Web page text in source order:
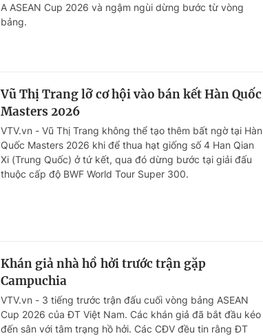
A ASEAN Cup 2026 và ngậm ngùi dừng bước từ vòng
bảng.
Vũ Thị Trang lỡ cơ hội vào bán kết Hàn Quốc
Masters 2026
VTV.vn - Vũ Thị Trang không thể tạo thêm bất ngờ tại Hàn
Quốc Masters 2026 khi để thua hạt giống số 4 Han Qian
Xi (Trung Quốc) ở tứ kết, qua đó dừng bước tại giải đấu
thuộc cấp độ BWF World Tour Super 300.
Khán giả nhà hồ hởi trước trận gặp
Campuchia
VTV.vn - 3 tiếng trước trận đấu cuối vòng bảng ASEAN
Cup 2026 của ĐT Việt Nam. Các khán giả đã bắt đầu kéo
đến sân với tâm trạng hồ hởi. Các CĐV đều tin rằng ĐT